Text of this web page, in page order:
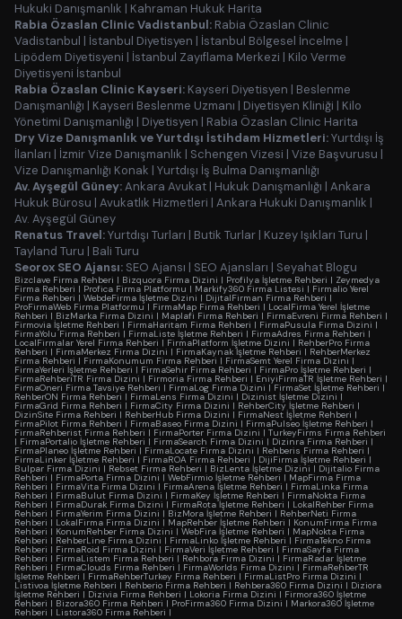
Hukuki Danışmanlık | Kahraman Hukuk Harita
Rabia Özaslan Clinic Vadistanbul: Rabia Özaslan Clinic
Vadistanbul | İstanbul Diyetisyen | İstanbul Bölgesel İncelme |
Lipödem Diyetisyeni | İstanbul Zayıflama Merkezi | Kilo Verme
Diyetisyeni İstanbul
Rabia Özaslan Clinic Kayseri: Kayseri Diyetisyen | Beslenme
Danışmanlığı | Kayseri Beslenme Uzmanı | Diyetisyen Kliniği | Kilo
Yönetimi Danışmanlığı | Diyetisyen | Rabia Özaslan Clinic Harita
Dry Vize Danışmanlık ve Yurtdışı İstihdam Hizmetleri:Yurtdışı İş
İlanları | İzmir Vize Danışmanlık | Schengen Vizesi | Vize Başvurusu |
Vize Danışmanlığı Konak | Yurtdışı İş Bulma Danışmanlığı
Av. Ayşegül Güney:Ankara Avukat | Hukuk Danışmanlığı | Ankara
Hukuk Bürosu | Avukatlık Hizmetleri | Ankara Hukuki Danışmanlık |
Av. Ayşegül Güney
Renatus Travel:Yurtdışı Turları | Butik Turlar | Kuzey Işıkları Turu |
Tayland Turu | Bali Turu
Seorox SEO Ajansı: SEO Ajansı | SEO Ajansları | Seyahat Blogu
Bizclave Firma Rehberi | Bizquora Firma Dizini | Profilya İşletme Rehberi | Zeymedya
Firma Rehberi | Profica Firma Platformu | Markify360 Firma Listesi | Firmalio Yerel
Firma Rehberi | WebdeFirma İşletme Dizini | DijitalFirman Firma Rehberi |
ProFirmaWeb Firma Platformu | FirmaMap Firma Rehberi | LocalFirma Yerel İşletme
Rehberi | BizMarka Firma Dizini | Maplafi Firma Rehberi | FirmaEvreni Firma Rehberi |
Firmovia İşletme Rehberi | FirmaHaritam Firma Rehberi | FirmaPusula Firma Dizini |
FirmaYolu Firma Rehberi | FirmaListe İşletme Rehberi | FirmaAdres Firma Rehberi |
LocalFirmalar Yerel Firma Rehberi | FirmaPlatform İşletme Dizini | RehberPro Firma
Rehberi | FirmaMerkez Firma Dizini | FirmaKaynak İşletme Rehberi | RehberMerkez
Firma Rehberi | FirmaKonumum Firma Rehberi | FirmaSemt Yerel Firma Dizini |
FirmaYerleri İşletme Rehberi | FirmaSehir Firma Rehberi | FirmaPro İşletme Rehberi |
FirmaRehberiTR Firma Dizini | Firmoria Firma Rehberi | EniyiFirmaTR İşletme Rehberi |
FirmaOneri Firma Tavsiye Rehberi | FirmaLog Firma Dizini |FirmaSet İşletme Rehberi |
RehberON Firma Rehberi | FirmaLens Firma Dizini | Dizinist İşletme Dizini |
FirmaGrid Firma Rehberi | FirmaCity Firma Dizini | RehberCity İşletme Rehberi |
DizinSite Firma Rehberi | RehberHub Firma Dizini | FirmaNest İşletme Rehberi |
FirmaPilot Firma Rehberi | FirmaBaseo Firma Dizini | FirmaPulseo İşletme Rehberi |
FirmaRehberist Firma Rehberi | FirmaPorter Firma Dizini | TurkeyFirms Firma Rehberi
| FirmaPortalio İşletme Rehberi | FirmaSearch Firma Dizini | Dizinra Firma Rehberi |
FirmaPlaneo İşletme Rehberi | FirmaLocate Firma Dizini | Rehberis Firma Rehberi |
FirmaLinker İşletme Rehberi | FirmaROA Firma Rehberi | DijiFirma İşletme Rehberi |
Bulpar Firma Dizini | Rebset Firma Rehberi | BizLenta İşletme Dizini | Dijitalio Firma
Rehberi | FirmaPorta Firma Dizini | WebFirmio İşletme Rehberi | MapFirma Firma
Rehberi | FirmaVita Firma Dizini | FirmaArena İşletme Rehberi | FirmaLinka Firma
Rehberi | FirmaBulut Firma Dizini | FirmaKey İşletme Rehberi | FirmaNokta Firma
Rehberi | FirmaDurak Firma Dizini | FirmaRota İşletme Rehberi | LokalRehber Firma
Rehberi | FirmaYerim Firma Dizini | BizMora İşletme Rehberi | RehberNeti Firma
Rehberi | LokalFirma Firma Dizini | MapRehber İşletme Rehberi | KonumFirma Firma
Rehberi | KonumRehber Firma Dizini | WebFira İşletme Rehberi | MapNokta Firma
Rehberi | RehberLine Firma Dizini | FirmaLinko İşletme Rehberi | FirmaTekno Firma
Rehberi | FirmaRoid Firma Dizini | FirmaVeri İşletme Rehberi | FirmaSayfa Firma
Rehberi | FirmaListem Firma Rehberi | Rehbora Firma Dizini | FirmaRadar İşletme
Rehberi | FirmaClouds Firma Rehberi | FirmaWorlds Firma Dizini | FirmaRehberTR
İşletme Rehberi | FirmaRehberTurkey Firma Rehberi | FirmaListPro Firma Dizini |
Listivoa İşletme Rehberi | Rehberio Firma Rehberi | Rehbera360 Firma Dizini | Diziora
İşletme Rehberi | Dizivia Firma Rehberi | Lokoria Firma Dizini | Firmora360 İşletme
Rehberi | Bizora360 Firma Rehberi | ProFirma360 Firma Dizini | Markora360 İşletme
Rehberi | Listora360 Firma Rehberi |